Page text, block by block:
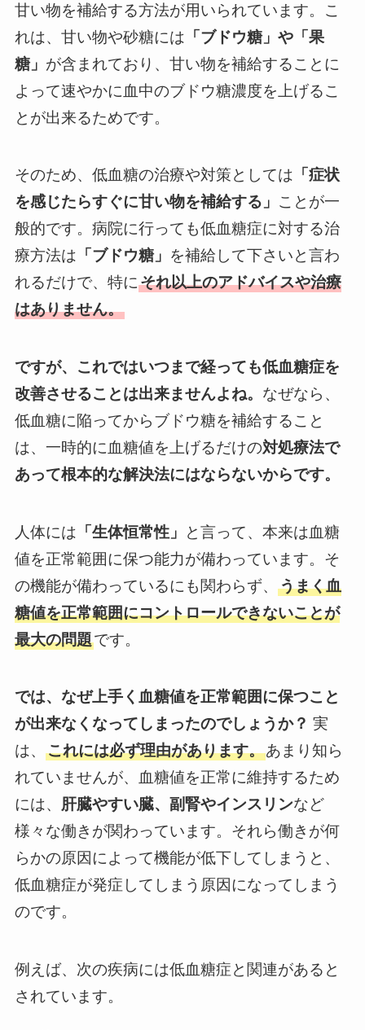
甘い物を補給する方法が用いられています。こ
れは、甘い物や砂糖には 「ブドウ糖」や「果
糖」 が含まれており、甘い物を補給することに
よって速やかに血中のブドウ糖濃度を上げるこ
とが出来るためです。
そのため、低血糖の治療や対策としては 「症状
を感じたらすぐに甘い物を補給する」 ことが一
般的です。病院に行っても低血糖症に対する治
療方法は 「ブドウ糖」 を補給して下さいと言わ
れるだけで、特にそれ以上のアドバイスや治療
はありません。
ですが、これではいつまで経っても低血糖症を
改善させることは出来ませんよね。 なぜなら、
低血糖に陥ってからブドウ糖を補給すること
は、一時的に血糖値を上げるだけの対処療法で
あって根本的な解決法にはならないからです。
人体には 「生体恒常性」
と言って、本来は血糖
値を正常範囲に保つ能力が備わっています。そ
の機能が備わっているにも関わらず、 うまく血
糖値を正常範囲にコントロールできないことが
最大の問題です。
では、なぜ上手く血糖値を正常範囲に保つこと
が出来なくなってしまったのでしょうか？ 実
は、 これには必ず理由があります。あまり知ら
れていませんが、血糖値を正常に維持するため
には、 肝臓やすい臓、副腎やインスリンなど
様々な働きが関わっています。それら働きが何
らかの原因によって機能が低下してしまうと、
低血糖症が発症してしまう原因になってしまう
のです。
例えば、次の疾病には低血糖症と関連があると
されています。